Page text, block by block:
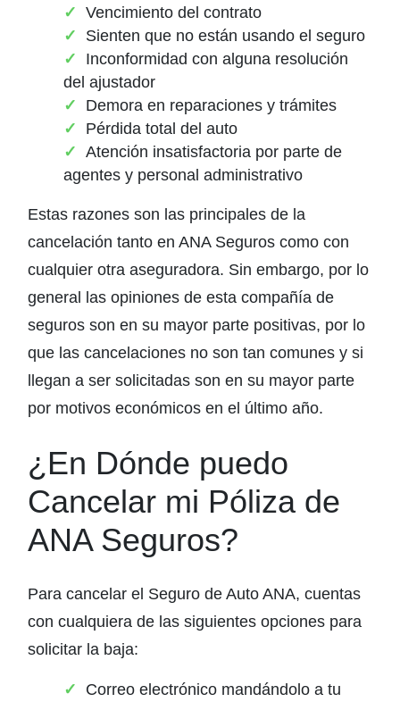
Vencimiento del contrato
Sienten que no están usando el seguro
Inconformidad con alguna resolución
del ajustador
Demora en reparaciones y trámites
Pérdida total del auto
Atención insatisfactoria por parte de
agentes y personal administrativo
Estas razones son las principales de la
cancelación tanto en ANA Seguros como con
cualquier otra aseguradora. Sin embargo, por lo
general las opiniones de esta compañía de
seguros son en su mayor parte positivas, por lo
que las cancelaciones no son tan comunes y si
llegan a ser solicitadas son en su mayor parte
por motivos económicos en el último año.
¿En Dónde puedo
Cancelar mi Póliza de
ANA Seguros?
Para cancelar el Seguro de Auto ANA, cuentas
con cualquiera de las siguientes opciones para
solicitar la baja:
Correo electrónico mandándolo a tu